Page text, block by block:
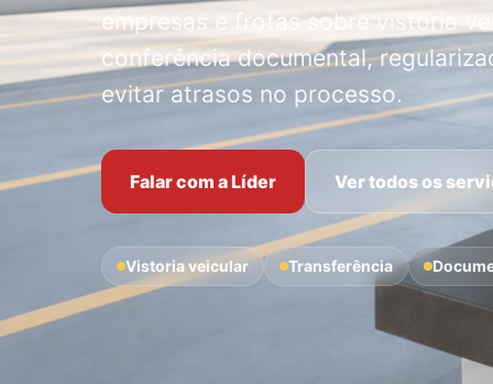
empresas e frotas sobre vistoria
conferência documental,
evitar atrasos no processo.
Falar com a Líder Ver todos os
Vistoria veicular Transferência